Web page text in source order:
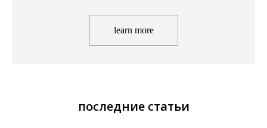
learn more
последние статьи